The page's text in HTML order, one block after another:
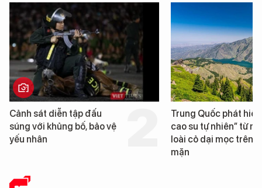
Trung Quốc phát hiện “mỏ
cao su tự nhiên” từ một
loài cỏ dại mọc trên đất
Loạt dự án bất động
Đà Nẵng sắp bị kiểm